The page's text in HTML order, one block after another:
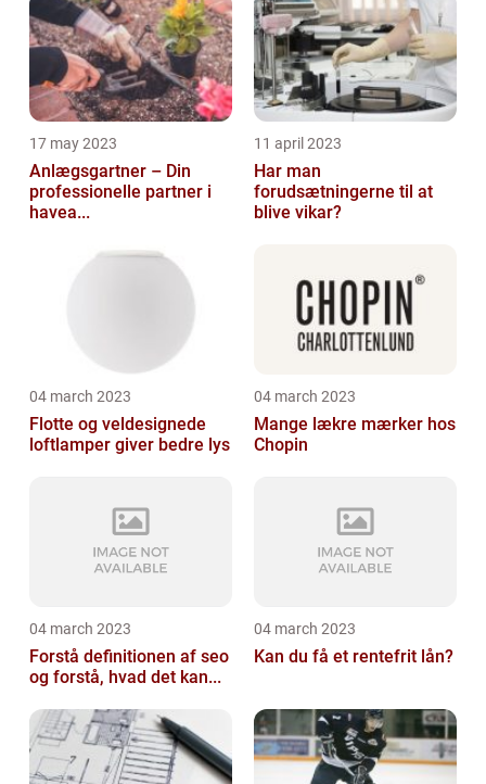
17 may 2023
Anlægsgartner – Din
professionelle partner i
havea...
11 april 2023
Har man
forudsætningerne til at
blive vikar?
04 march 2023
Flotte og veldesignede
loftlamper giver bedre lys
04 march 2023
Mange lækre mærker hos
Chopin
04 march 2023
Forstå definitionen af seo
og forstå, hvad det kan...
04 march 2023
Kan du få et rentefrit lån?